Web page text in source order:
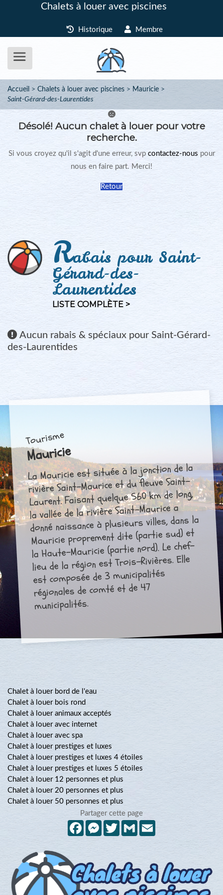
Chalets à louer avec piscines
Historique Membre
Accueil Chalets à louer avec piscines
Mauricie
Saint-Gérard-des-Laurentides
Désolé! Aucun chalet à louer pour votre
recherche.
Si vous croyez qu'il s'agit d'une erreur, svp contactez-nous pour
nous en faire part. Merci!
Retour
Rabais pour Saint-
Gérard-des-
Laurentides
LISTE COMPLÈTE >
Aucun rabais & spéciaux pour Saint-Gérard-
des-Laurentides
Tourisme
Mauricie
La Mauricie est située à la jonction de la
rivière Saint-Maurice et du fleuve Saint-
Laurent. Faisant quelque 560 km de long,
la vallée de la rivière Saint-Maurice a
donné naissance à plusieurs villes, dans la
Mauricie proprement dite (partie sud) et
la Haute-Mauricie (partie nord). Le chef-
lieu de la région est Trois-Rivières. Elle
est composée de 3 municipalités
régionales de comté et de 47
municipalités.
Chalet à louer bord de l'eau
Chalet à louer bois rond
Chalet à louer animaux acceptés
Chalet à louer avec internet
Chalet à louer avec spa
Chalet à louer prestiges et luxes
Chalet à louer prestiges et luxes 4 étoiles
Chalet à louer prestiges et luxes 5 étoiles
Chalet à louer 12 personnes et plus
Chalet à louer 20 personnes et plus
Chalet à louer 50 personnes et plus
Partager cette page
FacebookMessenger
TwitterGmail